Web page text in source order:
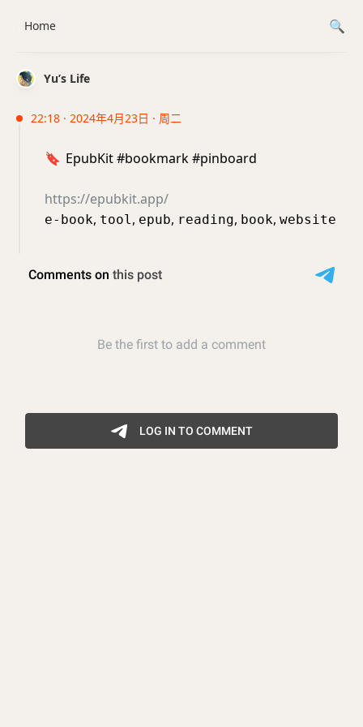
Yu’s Life
22:18 · 2024年4月23日 · 周二
🔖 EpubKit #bookmark #pinboard
https://epubkit.app/
e-book, tool, epub, reading, book, website
Home